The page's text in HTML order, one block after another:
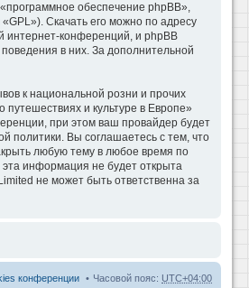
обеспечение phpBB»,
Скачать его можно по адресу
интернет-конференций, и phpBB
в них. За дополнительной
к национальной розни и прочих
и культуре в Европе»
при этом ваш провайдер будет
политики. Вы соглашаетесь с тем, что
любую тему в любое время по
информация не будет открыта
не может быть ответственна за
Часовой пояс: UTC+04:00
конференции